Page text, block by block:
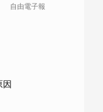
自由電子報
因